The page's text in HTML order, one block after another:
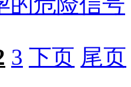
3 下页 尾页